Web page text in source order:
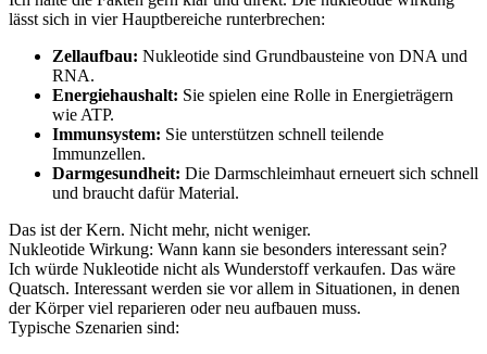
lässt sich in vier Hauptbereiche runterbrechen:
Zellaufbau: Nukleotide sind Grundbausteine von DNA und
RNA.
Energiehaushalt: Sie spielen eine Rolle in Energieträgern
wie ATP.
Immunsystem: Sie unterstützen schnell teilende
Immunzellen.
Darmgesundheit: Die Darmschleimhaut erneuert sich schnell
und braucht dafür Material.
Das ist der Kern. Nicht mehr, nicht weniger.
Nukleotide Wirkung: Wann kann sie besonders interessant sein?
Ich würde Nukleotide nicht als Wunderstoff verkaufen. Das wäre
Quatsch. Interessant werden sie vor allem in Situationen, in denen
der Körper viel reparieren oder neu aufbauen muss.
Typische Szenarien sind: